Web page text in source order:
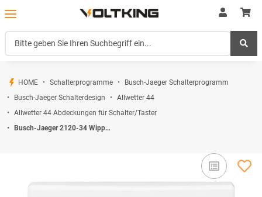
HOME Schalterprogramme
Busch-Jaeger Schalterprogramm
Busch-Jaeger Schalterdesign
Allwetter 44
Allwetter 44 Abdeckungen für Schalter/Taster
Busch-Jaeger 2120-34 Wippe offen für Symbol (Thermoplast) Alpinweiß Allwetter 44® (IP 44) 2CKA001731A1635